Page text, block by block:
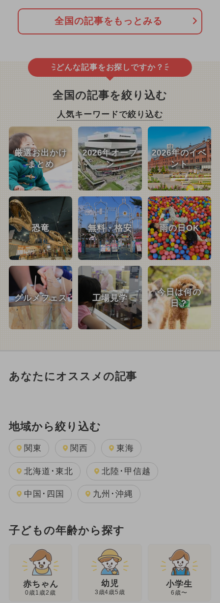
全国の記事をもっとみる
どんな記事をお探しですか？
全国の記事を絞り込む
人気キーワードで絞り込む
厳選お出かけ
まとめ
2026年オープ
ン
2026年のイベ
ント
恐竜 無料・格安 雨の日OK
グルメフェス 工場見学
今日は何の
日？
あなたにオススメの記事
地域から絞り込む
関東 関西 東海
北海道･東北 北陸･甲信越
中国･四国 九州･沖縄
子どもの年齢から探す
赤ちゃん
0歳1歳2歳
幼児
3歳4歳5歳
小学生
6歳〜